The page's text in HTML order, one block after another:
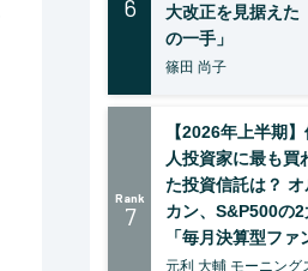
6
大改正を見据えた
の一手」
篠田 尚子
Rank
7
【2026年上半期】
人投資家に最も買
た投資信託は？ オ
カン、S&P500の2
「毎月決算型フ
元利 大輔 モーニング